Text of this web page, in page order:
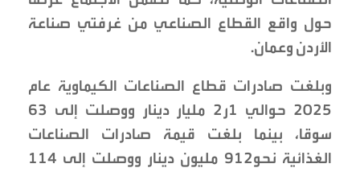
حول واقع القطاع الصناعي من غرفتي صناعة
الأردن وعمان.
وبلغت صادرات قطاع الصناعات الكيماوية عام
2025 حوالي 1ر2 مليار دينار ووصلت إلى 63
سوقا، بينما بلغت قيمة صادرات الصناعات
الغذائية نحو912 مليون دينار ووصلت إلى 114